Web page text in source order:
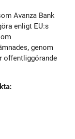
Avanza Bank
enligt EU:s
genom
offentliggörande